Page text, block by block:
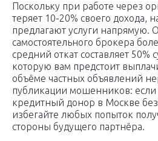
Поскольку при работе через
теряет 10-20% своего дохода,
предлагают услуги напрямую.
самостоятельного брокера
средний откат составляет 50%
которую вам предстоит
объёме частных объявлений
публикации мошенников:
кредитный донор в Москве
избегайте любых попыток
стороны будущего партнёра.